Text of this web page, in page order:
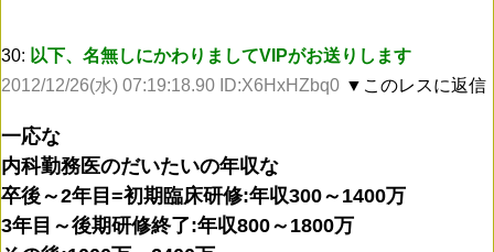
30: 以下、名無しにかわりましてVIPがお送りします
2012/12/26(水) 07:19:18.90 ID:X6HxHZbq0 ▼このレスに返信
一応な
内科勤務医のだいたいの年収な
卒後～2年目=初期臨床研修:年収300～1400万
3年目～後期研修終了:年収800～1800万